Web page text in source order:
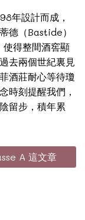
年設計而成，
德（Bastide）
得整間酒窖顯
去兩個世紀裏見
酒莊耐心等待瓊
時刻提醒我們，
留步，積年累
A 這文章